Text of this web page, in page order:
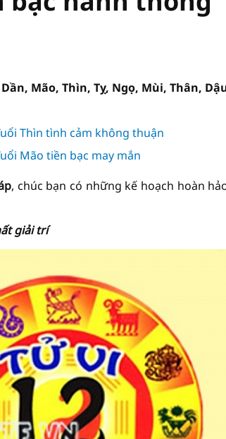
Mão, Thìn, Tỵ, Ngọ, Mùi, Thân,
Thìn tình cảm không thuận
Mão tiền bạc may mắn
, chúc bạn có những kế hoạch hoàn
giải trí